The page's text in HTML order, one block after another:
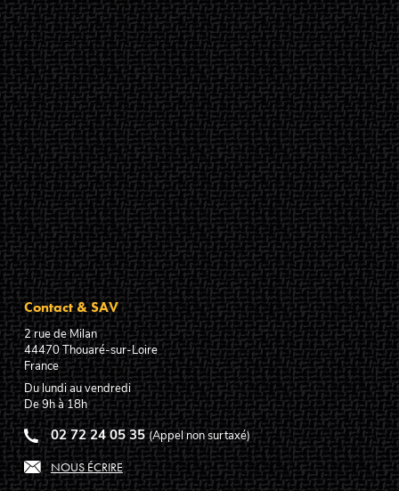
Contact & SAV
2 rue de Milan
44470Thouaré-sur-Loire
France
Du lundi au vendredi
De 9h à 18h
02 72 24 05 35 (Appel non surtaxé)
NOUS ÉCRIRE